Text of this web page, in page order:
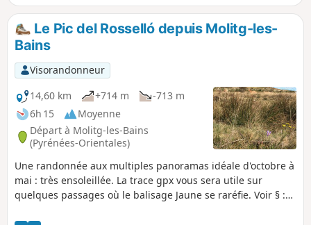
Le Pic del Rosselló depuis Molitg-les-
Bains
Visorandonneur
14,60 km
+714 m
-713 m
6h 15
Moyenne
Départ à Molitg-les-Bains
(Pyrénées-Orientales)
Une randonnée aux multiples panoramas idéale d'octobre à
mai : très ensoleillée. La trace gpx vous sera utile sur
quelques passages où le balisage Jaune se raréfie. Voir § :